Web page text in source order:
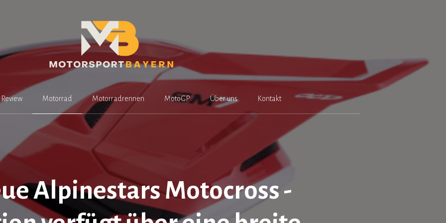
Review Motorrad Motorradrennen MotoGP Über uns Kontakt
Alpinestars Motocross -